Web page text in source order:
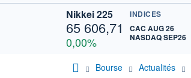
Nikkei 225
65 606,71
0,00%
INDICES
CAC AUG 26
NASDAQ SEP26
Bourse Actualités